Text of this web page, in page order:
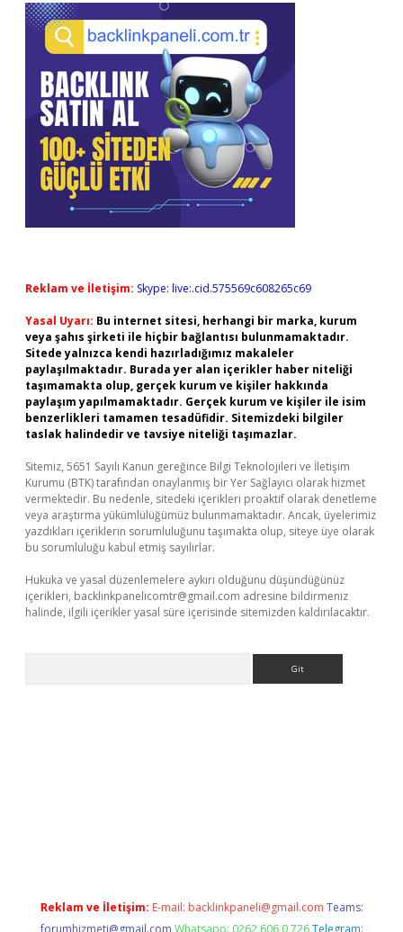
Reklam ve İletişim: Skype: live:.cid.575569c608265c69
Yasal Uyarı: Bu internet sitesi, herhangi bir marka, kurum
veya şahıs şirketi ile hiçbir bağlantısı bulunmamaktadır.
Sitede yalnızca kendi hazırladığımız makaleler
paylaşılmaktadır. Burada yer alan içerikler haber niteliği
taşımamakta olup, gerçek kurum ve kişiler hakkında
paylaşım yapılmamaktadır. Gerçek kurum ve kişiler ile isim
benzerlikleri tamamen tesadüfidir. Sitemizdeki bilgiler
taslak halindedir ve tavsiye niteliği taşımazlar.
Sitemiz, 5651 Sayılı Kanun gereğince Bilgi Teknolojileri ve İletişim
Kurumu (BTK) tarafından onaylanmış bir Yer Sağlayıcı olarak hizmet
vermektedir. Bu nedenle, sitedeki içerikleri proaktif olarak denetleme
veya araştırma yükümlülüğümüz bulunmamaktadır. Ancak, üyelerimiz
yazdıkları içeriklerin sorumluluğunu taşımakta olup, siteye üye olarak
bu sorumluluğu kabul etmiş sayılırlar.
Hukuka ve yasal düzenlemelere aykırı olduğunu düşündüğünüz
içerikleri, backlinkpanelicomtr@gmail.com adresine bildirmeniz
halinde, ilgili içerikler yasal süre içerisinde sitemizden kaldırılacaktır.
Reklam ve İletişim: E-mail: backlinkpaneli@gmail.com Teams:
forumhizmeti@gmail.com Whatsapp: 0262 606 0 726 Telegram: